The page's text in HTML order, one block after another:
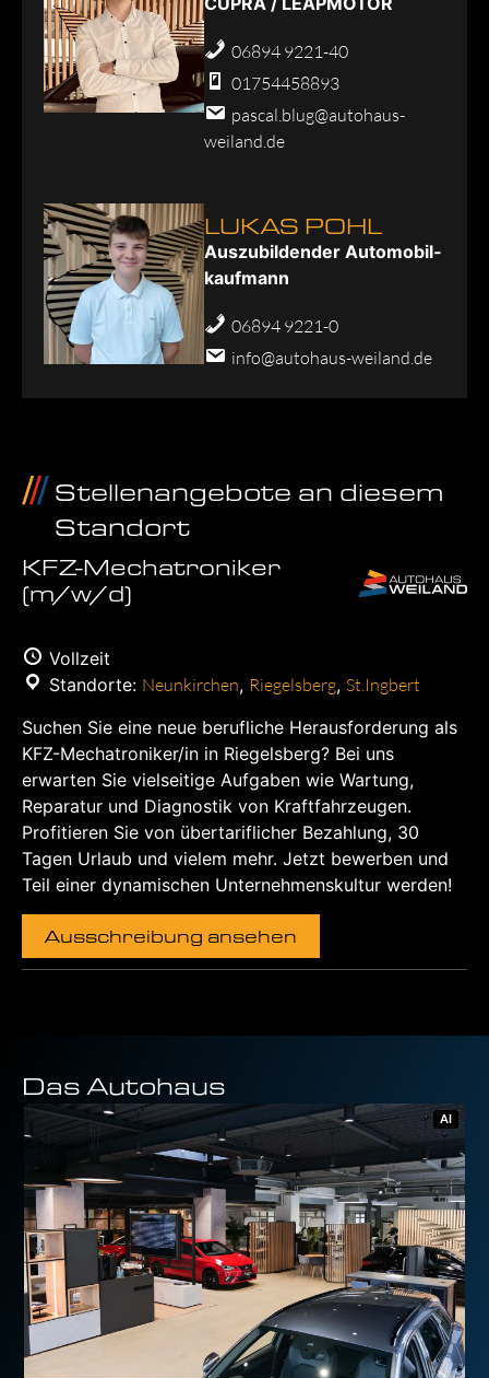
06894 9221-40
01754458893
pascal.blug@autohaus-
weiland.de
LUKAS POHL
Aus­zu­bil­den­der Au­to­mo­bil­
kauf­mann
06894 9221-0
info@autohaus-weiland.de
Stellenangebote an diesem
Standort
KFZ-Mechatroniker
(m/w/d)
Vollzeit
Standorte: Neunkirchen, Riegelsberg, St.Ingbert
Suchen Sie eine neue berufliche Herausforderung als
KFZ-Mechatroniker/in in Riegelsberg? Bei uns
erwarten Sie vielseitige Aufgaben wie Wartung,
Reparatur und Diagnostik von Kraftfahrzeugen.
Profitieren Sie von übertariflicher Bezahlung, 30
Tagen Urlaub und vielem mehr. Jetzt bewerben und
Teil einer dynamischen Unternehmenskultur werden!
Ausschreibung ansehen
Das Autohaus
AI